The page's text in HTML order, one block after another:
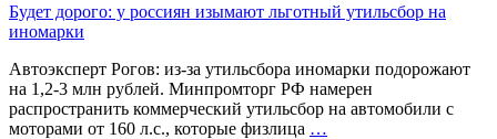
Будет дорого: у россиян изымают льготный утильсбор на
иномарки
Автоэксперт Рогов: из-за утильсбора иномарки подорожают
на 1,2-3 млн рублей. Минпромторг РФ намерен
распространить коммерческий утильсбор на автомобили с
моторами от 160 л.с., которые физлица …